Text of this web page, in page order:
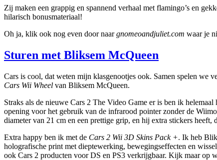
Zij maken een grappig en spannend verhaal met flamingo’s en
hilarisch bonusmateriaal!
Oh ja, klik ook nog even door naargnomeoandjuliet.com waar je
Sturen met Bliksem McQueen
Cars is cool, dat weten mijn klasgenootjes ook. Samen spelen we
Cars Wii Wheel van Bliksem McQueen.
Straks als de nieuwe Cars 2 The Video Game er is ben ik
opening voor het gebruik van de infrarood pointer zonder de
diameter van 21 cm en een prettige grip, en hij extra stickers
Extra happy ben ik met de Cars 2 Wii 3D Skins Pack +. Ik heb
holografische print met dieptewerking, bewegingseffecten en
ook Cars 2 producten voor DS en PS3 verkrijgbaar. Kijk maar op